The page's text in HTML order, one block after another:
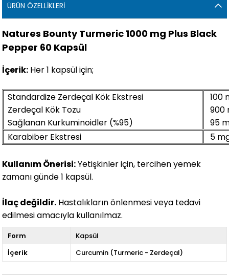
ÜRÜN ÖZELLIKLERI
Natures Bounty Turmeric 1000 mg Plus Black
Pepper 60 Kapsül
İçerik: Her 1 kapsül için;
Standardize Zerdeçal Kök Ekstresi
Zerdeçal Kök Tozu
Sağlanan Kurkuminoidler (%95)
100
900
95
Karabiber Ekstresi
5
Kullanım Önerisi:Yetişkinler için, tercihen yemek
zamanı günde 1 kapsül.
İlaç değildir. Hastalıkların önlenmesi veya tedavi
edilmesi amacıyla kullanılmaz.
Form
Kapsül
İçerik
Curcumin (Turmeric - Zerdeçal)